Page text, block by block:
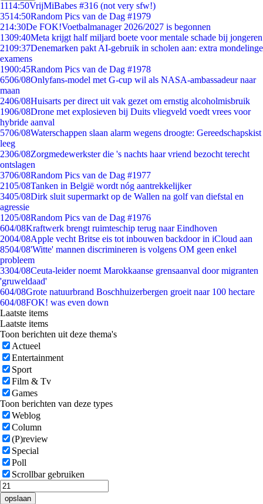
1114:50VrijMiBabes #316 (not very sfw!)
3514:50Random Pics van de Dag #1979
214:30De FOK!Voetbalmanager 2026/2027 is begonnen
1309:40Meta krijgt half miljard boete voor mentale schade bij jongeren
2109:37Denemarken pakt AI-gebruik in scholen aan: extra mondelinge
examens
1900:45Random Pics van de Dag #1978
6506/08Onlyfans-model met G-cup wil als NASA-ambassadeur naar
maan
2406/08Huisarts per direct uit vak gezet om ernstig alcoholmisbruik
1906/08Drone met explosieven bij Duits vliegveld voedt vrees voor
hybride aanval
5706/08Waterschappen slaan alarm wegens droogte: Gereedschapskist
leeg
2306/08Zorgmedewerkster die 's nachts haar vriend bezocht terecht
ontslagen
3706/08Random Pics van de Dag #1977
2105/08Tanken in België wordt nóg aantrekkelijker
3405/08Dirk sluit supermarkt op de Wallen na golf van diefstal en
agressie
1205/08Random Pics van de Dag #1976
604/08Kraftwerk brengt ruimteschip terug naar Eindhoven
2004/08Apple vecht Britse eis tot inbouwen backdoor in iCloud aan
8504/08'Witte' mannen discrimineren is volgens OM geen enkel
probleem
3304/08Ceuta-leider noemt Marokkaanse grensaanval door migranten
'gruweldaad'
604/08Grote natuurbrand Boschhuizerbergen groeit naar 100 hectare
604/08FOK! was even down
Laatste items
Laatste items
Toon berichten uit deze thema's
Actueel
Entertainment
Sport
Film & Tv
Games
Toon berichten van deze types
Weblog
Column
(P)review
Special
Poll
Scrollbar gebruiken
opslaan